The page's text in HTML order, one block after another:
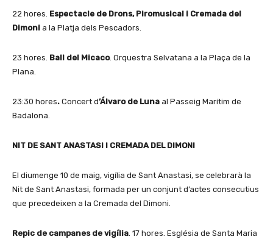
22 hores. Espectacle de Drons, Piromusical i Cremada del
Dimoni a la Platja dels Pescadors.
23 hores. Ball del Micaco. Orquestra Selvatana a la Plaça de la
Plana.
23:30 hores. Concert d’Álvaro de Luna al Passeig Marítim de
Badalona.
NIT DE SANT ANASTASI I CREMADA DEL DIMONI
El diumenge 10 de maig, vigília de Sant Anastasi, se celebrarà la
Nit de Sant Anastasi, formada per un conjunt d’actes consecutius
que precedeixen a la Cremada del Dimoni.
Repic de campanes de vigília. 17 hores. Església de Santa Maria